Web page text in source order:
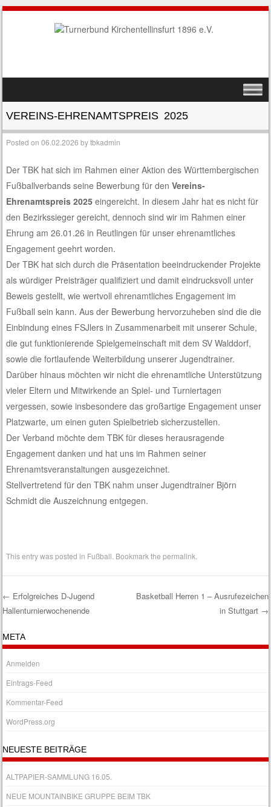
MENU
VEREINS-EHRENAMTSPREIS 2025
Posted on06.02.2026 bytbkadmin
Der TBK hat sich im Rahmen einer Aktion des Württembergischen
Fußballverbands seine Bewerbung für denVereins-
Ehrenamtspreis 2025 eingereicht. In diesem Jahr hat es nicht für
den Bezirkssieger gereicht, dennoch sind wir im Rahmen einer
Ehrung am 26.01.26 in Reutlingen für unser ehrenamtliches
Engagement geehrt worden.
Der TBK hat sich durch die Präsentation beeindruckender Projekte
als würdiger Preisträger qualifiziert und damit eindrucksvoll unter
Beweis gestellt, wie wertvoll ehrenamtliches Engagement im
Fußball sein kann. Aus der Bewerbung hervorzuheben sind die die
Einbindung eines FSJlers in Zusammenarbeit mit unserer Schule,
die gut funktionierende Spielgemeinschaft mit dem SV Walddorf,
sowie die fortlaufende Weiterbildung unserer Jugendtrainer.
Darüber hinaus möchten wir nicht die ehrenamtliche Unterstützung
vieler Eltern und Mitwirkende an Spiel- und Turniertagen
vergessen, sowie insbesondere das großartige Engagement unser
Platzwarte, um einen guten Spielbetrieb sicherzustellen.
Der Verband möchte dem TBK für dieses herausragende
Engagement danken und hat uns im Rahmen seiner
Ehrenamtsveranstaltungen ausgezeichnet.
Stellvertretend für den TBK nahm unser Jugendtrainer Björn
Schmidt die Auszeichnung entgegen.
This entry was posted in Fußball . Bookmark thepermalink
Post navigation
← Erfolgreiches D-Jugend
Hallenturnierwochenende
Basketball Herren 1 – Ausrufezeichen
in Stuttgart →
META
Anmelden
Eintrags-Feed
Kommentar-Feed
WordPress.org
NEUESTE BEITRÄGE
ALTPAPIER-SAMMLUNG 16.05.
NEUE MOUNTAINBIKE GRUPPE BEIM TBK